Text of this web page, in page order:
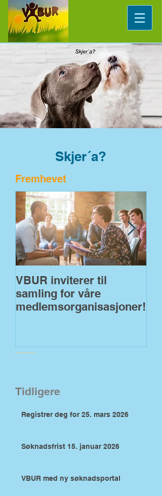
Skjer´a?
Fremhevet
VBUR inviterer til
samling for våre
medlemsorganisasjoner!
Tidligere
Registrer deg for 25. mars 2026
Søknadsfrist 15. januar 2026
VBUR med ny søknadsportal